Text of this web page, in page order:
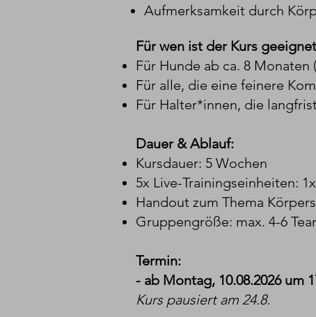
Aufmerksamkeit durch
Für wen ist der Kurs
Für Hunde ab ca. 8
Für alle, die eine feinere
Für Halter*innen, die
Dauer & Ablauf:
Kursdauer: 5 Wochen
5x Live-Trainingseinheiten:
Handout zum Thema
Gruppengröße: max. 4-6
Termin:
​- ab Montag, 10.08.2026 um
Kurs pausiert am 24.8.